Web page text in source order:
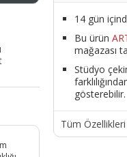
14 gün
Bu ürün
mağazası
Stüdyo
gösterebilir.
Tüm